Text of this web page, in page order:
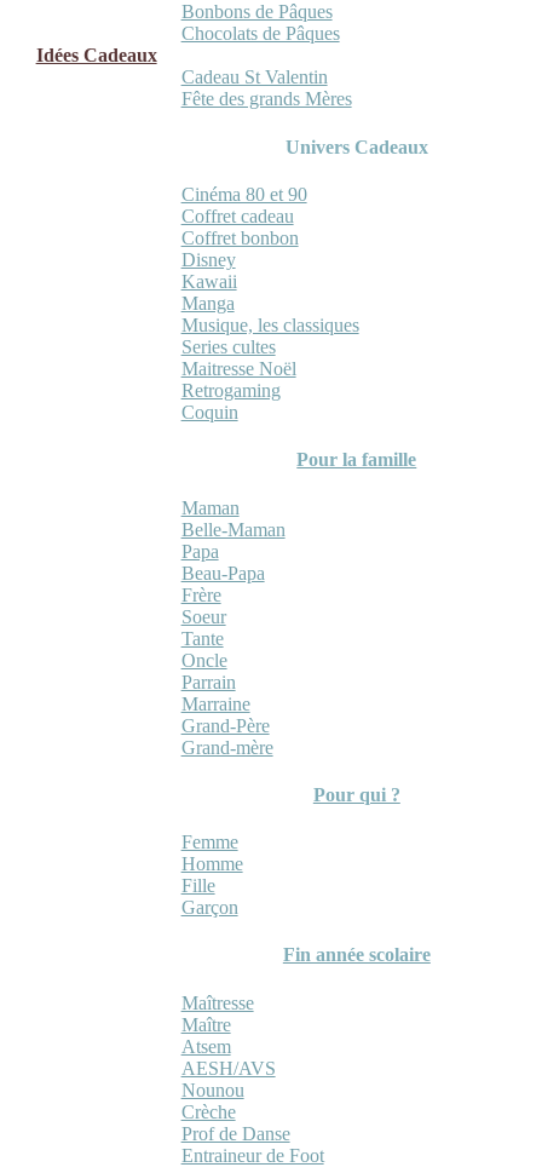
Bonbons de Pâques
Chocolats de Pâques
Idées Cadeaux
Cadeau St Valentin
Fête des grands Mères
Univers Cadeaux
Cinéma 80 et 90
Coffret cadeau
Coffret bonbon
Disney
Kawaii
Manga
Musique, les classiques
Series cultes
Maitresse Noël
Retrogaming
Coquin
Pour la famille
Maman
Belle-Maman
Papa
Beau-Papa
Frère
Soeur
Tante
Oncle
Parrain
Marraine
Grand-Père
Grand-mère
Pour qui ?
Femme
Homme
Fille
Garçon
Fin année scolaire
Maîtresse
Maître
Atsem
AESH/AVS
Nounou
Crèche
Prof de Danse
Entraineur de Foot